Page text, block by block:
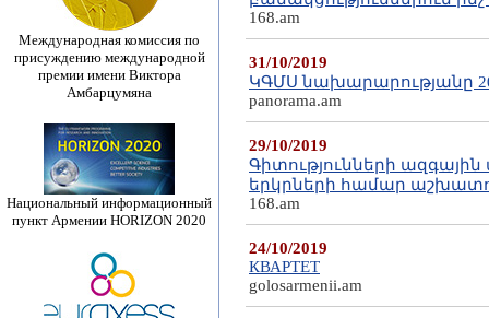
Международная комиссия по
присуждению международной
премии имени Виктора
Амбарцумяна
Национальный информационный
пункт Армении HORIZON 2020
168.am
31/10/2019
ԿԳՄՍ նախարարությանը
panorama.am
29/10/2019
Գիտությունների ազգային
երկրների համար
168.am
24/10/2019
КВАРТЕТ
golosarmenii.am